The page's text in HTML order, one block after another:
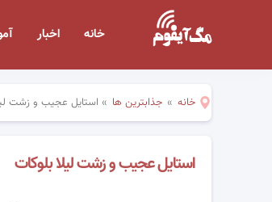
خانه اخبار
خانه » جذابترین ها » استایل عجیب و زشت
استایل عجیب و زشت لیلا بلوکات